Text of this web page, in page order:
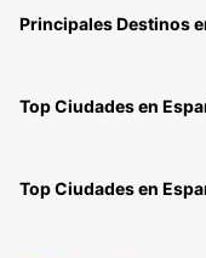
Principales Destinos
Top Ciudades en
Top Ciudades en